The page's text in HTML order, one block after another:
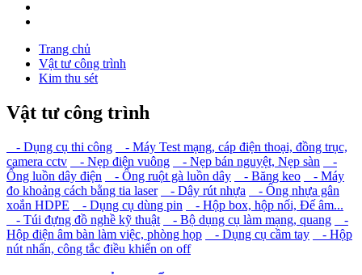
Trang chủ
Vật tư công trình
Kim thu sét
Vật tư công trình
- Dụng cụ thi công
- Máy Test mạng, cáp điện thoại, đồng trục,
camera cctv
- Nẹp điện vuông - Nẹp bán nguyệt, Nẹp sàn
-
Ống luồn dây điện
- Ống ruột gà luồn dây - Băng keo
- Máy
đo khoảng cách bằng tia laser
- Dây rút nhựa
- Ống nhựa gân
xoắn HDPE
- Dụng cụ dùng pin
- Hộp box, hộp nối, Đế âm...
- Túi đựng đồ nghề kỹ thuật
- Bộ dụng cụ làm mạng, quang
-
Hộp điện âm bàn làm việc, phòng họp
- Dụng cụ cầm tay
- Hộp
nút nhấn, công tắc điều khiển on off